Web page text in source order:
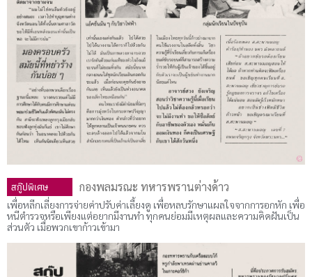
สกู๊ปพิเศษ กองพลมรณะ ทหารพรานต่างด้าว
เพื่อหลีกเลี่ยงการจ่ายค่าปรับค่าเลี้ยงดู เพื่อหลบรักษาแผลใจจากการอกหัก เพื่อ
หนีตํารวจหรือเพียงแต่อยากมีงานทํา ทุกคนย่อมมีเหตุผลและความคิดฝันเป็น
ส่วนตัว เมื่อพวกเขาก้าวเข้ามา